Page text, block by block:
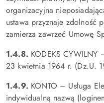
organizacyjna
ustawa przyznaje zdolność
zamierza zawrzeć Umowę
1.4.8. KODEKS CYWILNY
23 kwietnia 1964 r. (Dz.U.
1.4.9. KONTO – Usługa
indywidualną nazwą